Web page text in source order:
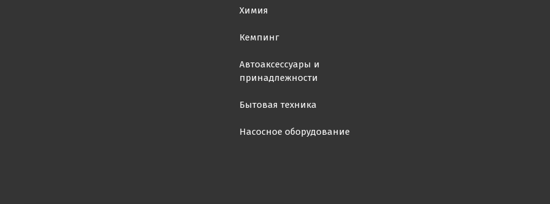
Химия
Кемпинг
Автоаксессуары и
принадлежности
Бытовая техника
Насосное оборудование